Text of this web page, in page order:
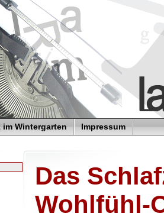
Wintergarten Impressum
Das
Wohlfühl-